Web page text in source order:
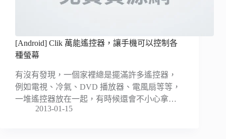
[Android] Clik 萬能遙控器，讓手機可以控制各
種螢幕
有沒有發現，一個家裡總是擺滿許多遙控器，
例如電視、冷氣、DVD 播放器、電風扇等等，
一堆遙控器放在一起，有時候還會不小心拿…
2013-01-15